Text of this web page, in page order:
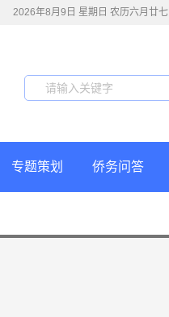
2026年8月9日 星期日 农历六月廿七
专题策划 侨务问答